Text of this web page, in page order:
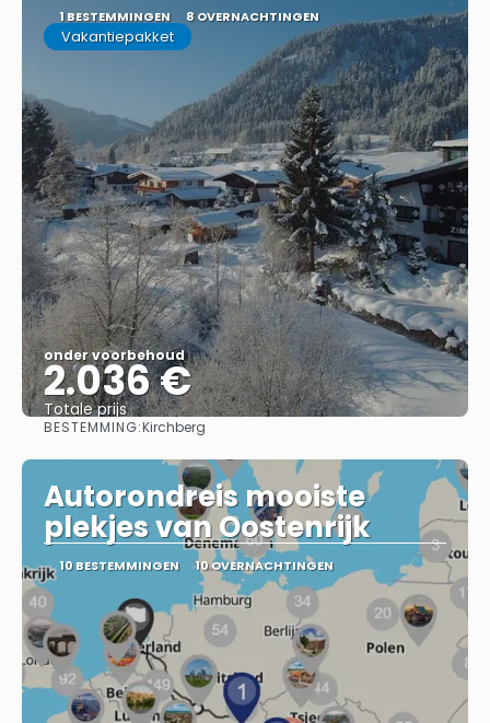
1 BESTEMMINGEN 8 OVERNACHTINGEN
Vakantiepakket
onder voorbehoud
2.036 €
Totale prijs
BESTEMMING:Kirchberg
Autorondreis mooiste
plekjes van Oostenrijk
10 BESTEMMINGEN 10 OVERNACHTINGEN